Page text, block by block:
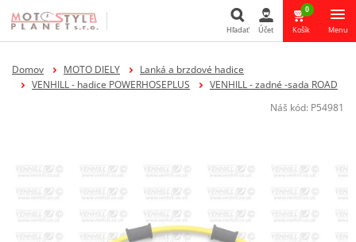
Hľadať Účet
0
Košík Menu
Domov MOTO DIELY
Lanká a brzdové hadice
VENHILL - hadice POWERHOSEPLUS
VENHILL - zadné -sada ROAD
Náš kód: P54981